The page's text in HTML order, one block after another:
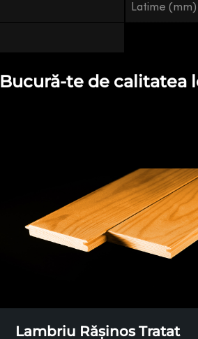
Latime (mm)
te de calitatea
Lambriu Rășinos Tratat